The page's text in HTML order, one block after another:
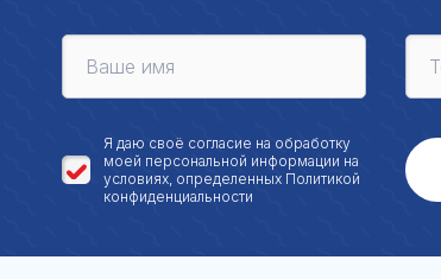
Я даю своё согласие на обработку
моей персональной информации на
условиях, определенных Политикой
конфиденциальности